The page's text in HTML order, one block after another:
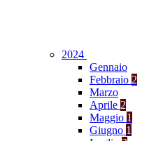
2024
Gennaio
Febbraio 2
Marzo
Aprile 2
Maggio 1
Giugno 1